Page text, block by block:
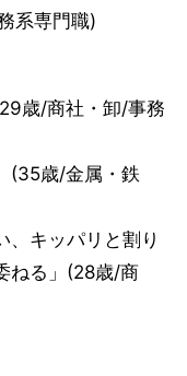
系専門職)
歳/商社・卸/事務
(35歳/金属・鉄
、キッパリと割り
ねる」(28歳/商